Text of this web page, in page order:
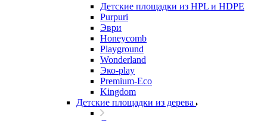
Детские площадки из HPL и HDPE
Purpuri
Эври
Honeycomb
Playground
Wonderland
Эко-play
Premium-Eco
Kingdom
Детские площадки из дерева